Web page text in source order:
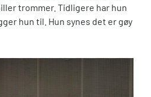
trommer. Tidligere har hun
hun til. Hun synes det er gøy